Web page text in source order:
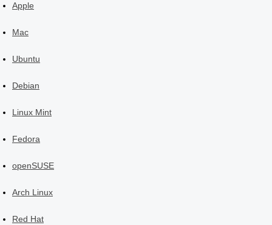
Apple
Mac
Ubuntu
Debian
Linux Mint
Fedora
openSUSE
Arch Linux
Red Hat